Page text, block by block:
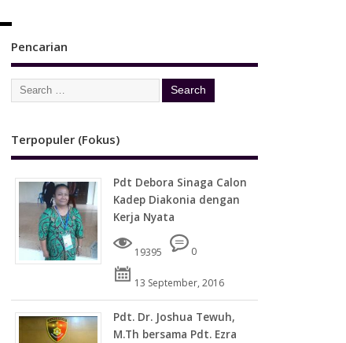
Pencarian
Terpopuler (Fokus)
Pdt Debora Sinaga Calon
Kadep Diakonia dengan
Kerja Nyata
19395 0
13 September, 2016
Pdt. Dr. Joshua Tewuh,
M.Th bersama Pdt. Ezra